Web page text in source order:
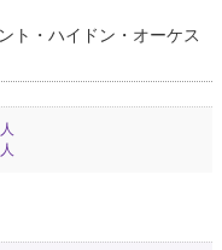
ト・ハイドン・オーケス